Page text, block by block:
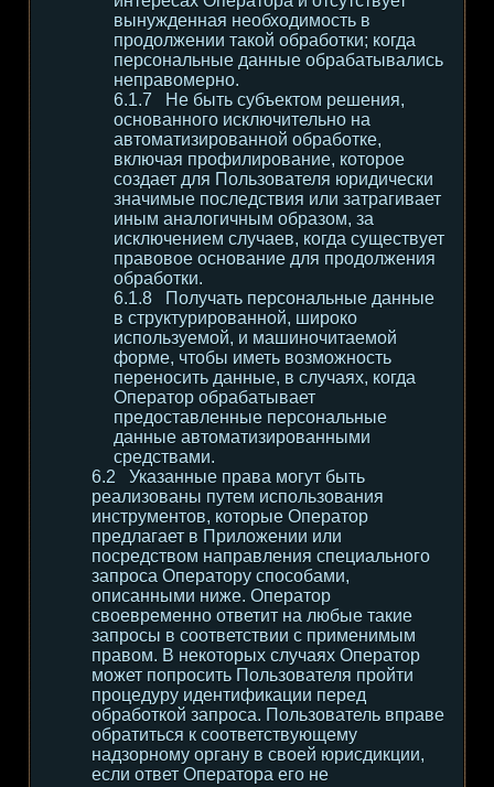
вынужденная необходимость в
продолжении такой обработки; когда
персональные данные обрабатывались
неправомерно.
Не быть субъектом решения,
основанного исключительно на
автоматизированной обработке,
включая профилирование, которое
создает для Пользователя юридически
значимые последствия или затрагивает
иным аналогичным образом, за
исключением случаев, когда существует
правовое основание для продолжения
обработки.
Получать персональные данные
в структурированной, широко
используемой, и машиночитаемой
форме, чтобы иметь возможность
переносить данные, в случаях, когда
Оператор обрабатывает
предоставленные персональные
данные автоматизированными
средствами.
Указанные права могут быть
реализованы путем использования
инструментов, которые Оператор
предлагает в Приложении или
посредством направления специального
запроса Оператору способами,
описанными ниже. Оператор
своевременно ответит на любые такие
запросы в соответствии с применимым
правом. В некоторых случаях Оператор
может попросить Пользователя пройти
процедуру идентификации перед
обработкой запроса. Пользователь вправе
обратиться к соответствующему
надзорному органу в своей юрисдикции,
если ответ Оператора его не